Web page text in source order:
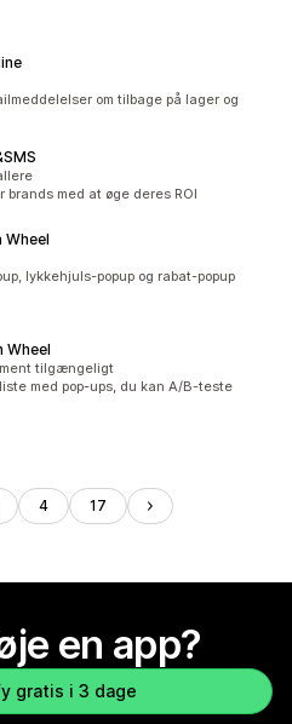
om tilbage på lager og
med at øge deres ROI
Wheel
lykkehjuls-popup og rabat-popup
Wheel
tilgængeligt
med pop-ups, du kan A/B-teste
4 17
en app?
gratis i 3 dage